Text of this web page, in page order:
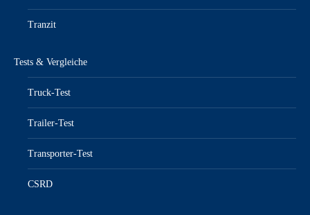
Tranzit
Tests & Vergleiche
Truck-Test
Trailer-Test
Transporter-Test
CSRD